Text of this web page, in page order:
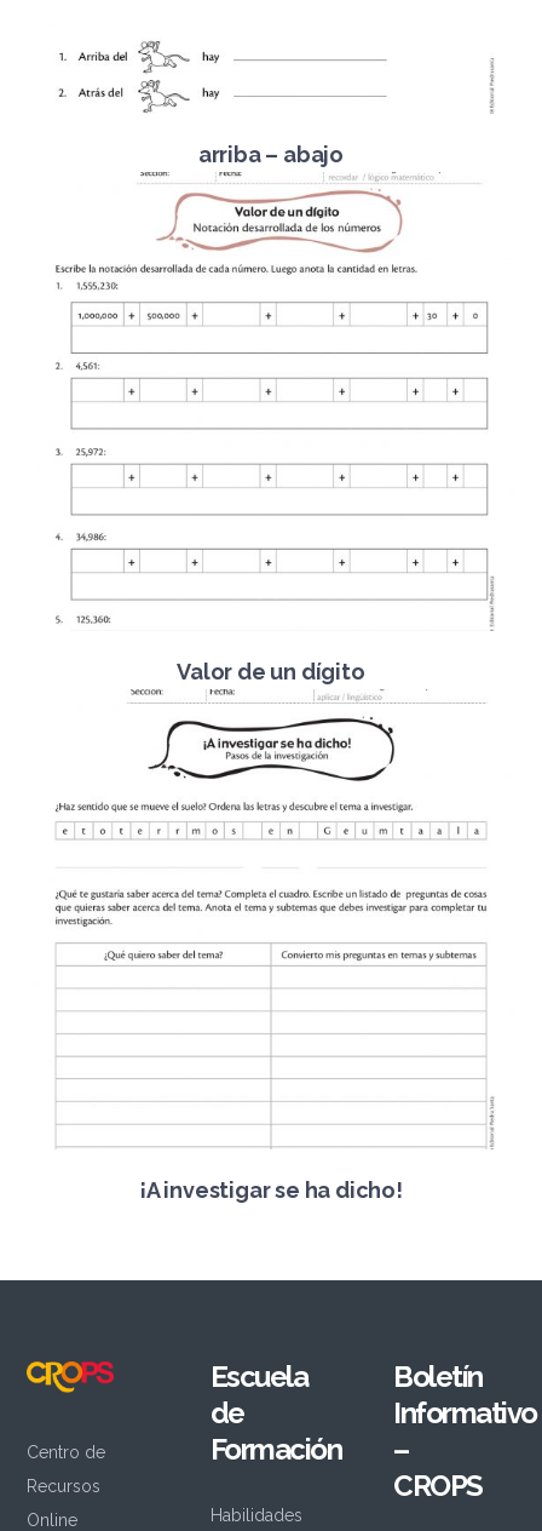
arriba – abajo
Valor de un dígito
¡A investigar se ha dicho!
Centro de
Recursos
Online
Escuela
de
Formación
Habilidades
Boletín
Informativo
–
CROPS